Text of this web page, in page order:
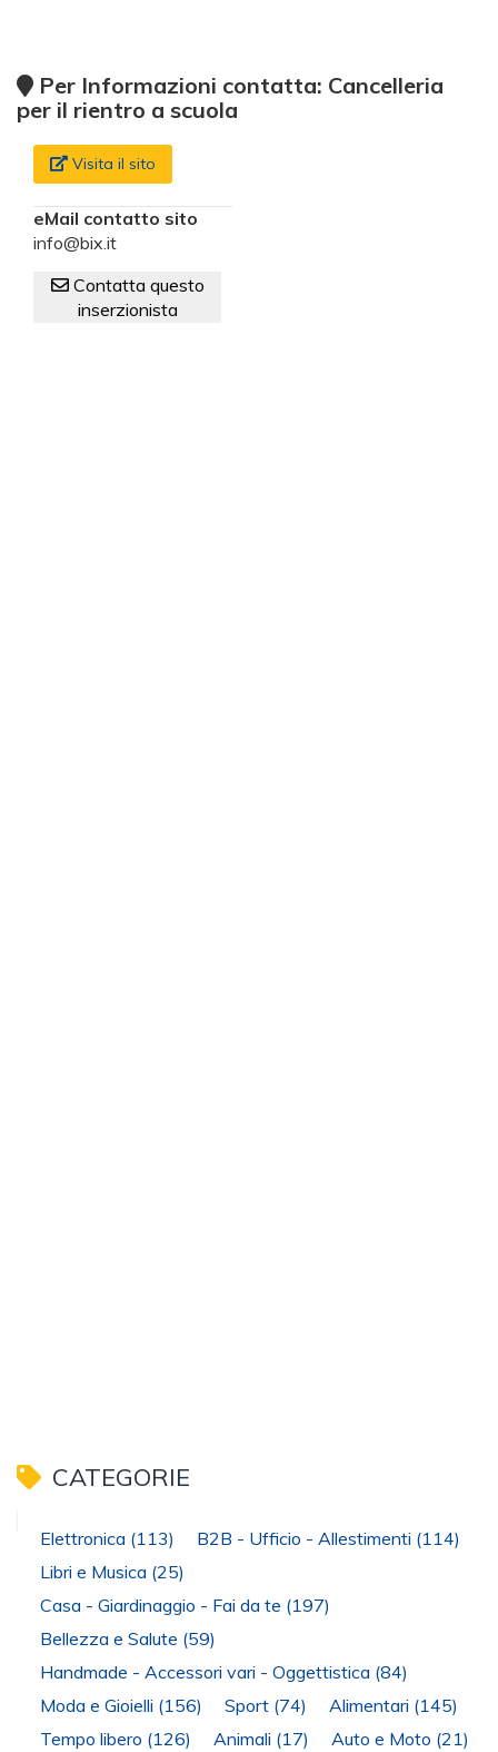
Per Informazioni contatta: Cancelleria
per il rientro a scuola
Visita il sito
eMail contatto sito
info@bix.it
Contatta questo
inserzionista
CATEGORIE
Elettronica (113) B2B - Ufficio - Allestimenti (114)
Libri e Musica (25)
Casa - Giardinaggio - Fai da te (197)
Bellezza e Salute (59)
Handmade - Accessori vari - Oggettistica (84)
Moda e Gioielli (156) Sport (74) Alimentari (145)
Tempo libero (126) Animali (17) Auto e Moto (21)